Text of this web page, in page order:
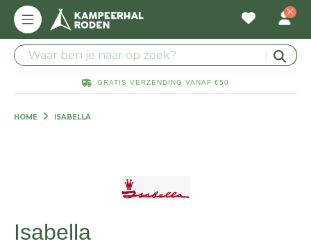
GRATIS VERZENDING VANAF €50
HOME ISABELLA
Isabella